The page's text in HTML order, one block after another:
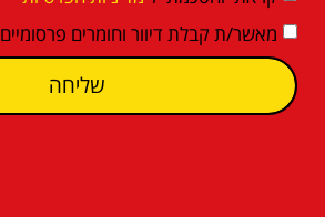
מאשר/ת קבלת דיוור וחומרים פרסומיים
שליחה